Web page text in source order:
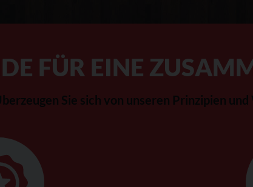
FÜR EINE
Sie sich von unseren Prinzipien